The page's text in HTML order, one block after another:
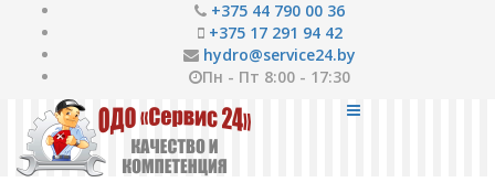
+375 44 790 00 36
+375 17 291 94 42
hydro@service24.by
Пн - Пт 8:00 - 17:30